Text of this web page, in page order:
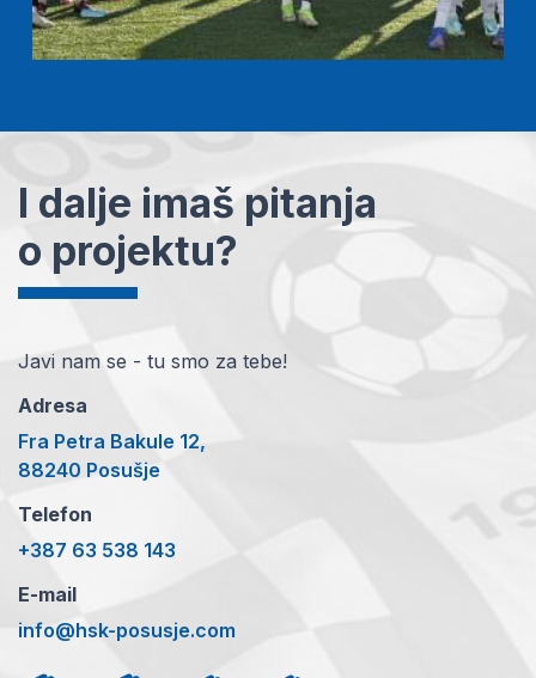
I dalje imaš pitanja
o projektu?
Javi nam se - tu smo za tebe!
Adresa
Fra Petra Bakule 12,
88240 Posušje
Telefon
+387 63 538 143
E-mail
info@hsk-posusje.com